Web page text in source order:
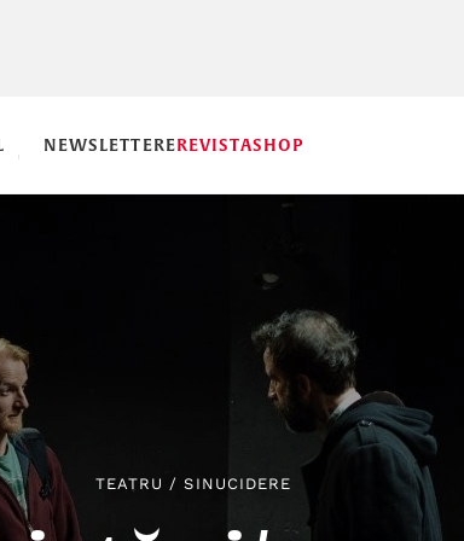
NEWSLETTEREREVISTASHOP
TEATRU /SINUCIDERE